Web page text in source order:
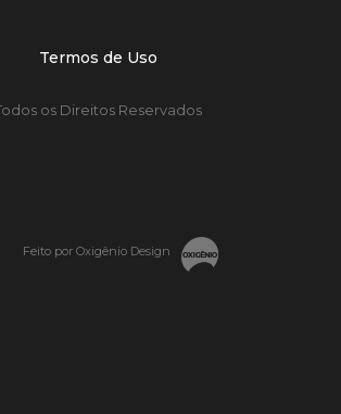
Termos de Uso
os Direitos Reservados
Feito por Oxigênio Design